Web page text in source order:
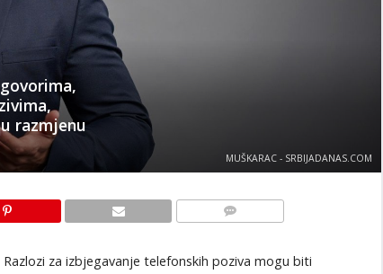
razmjenu
MUŠKARAC - SRBIJADANAS.COM
za izbjegavanje telefonskih poziva mogu biti